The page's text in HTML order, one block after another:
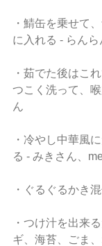
・鯖缶を乗せて
に入れる - らん
・茹でた後はこ
つこく洗って、
ん
・冷やし中華風
る - みきさん、
・ぐるぐるかき
・つけ汁を出来
ギ、海苔、ごま